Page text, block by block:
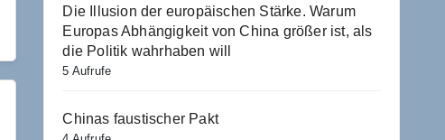
Die Illusion der europäischen Stärke. Warum
Europas Abhängigkeit von China größer ist, als
die Politik wahrhaben will
5 Aufrufe
Chinas faustischer Pakt